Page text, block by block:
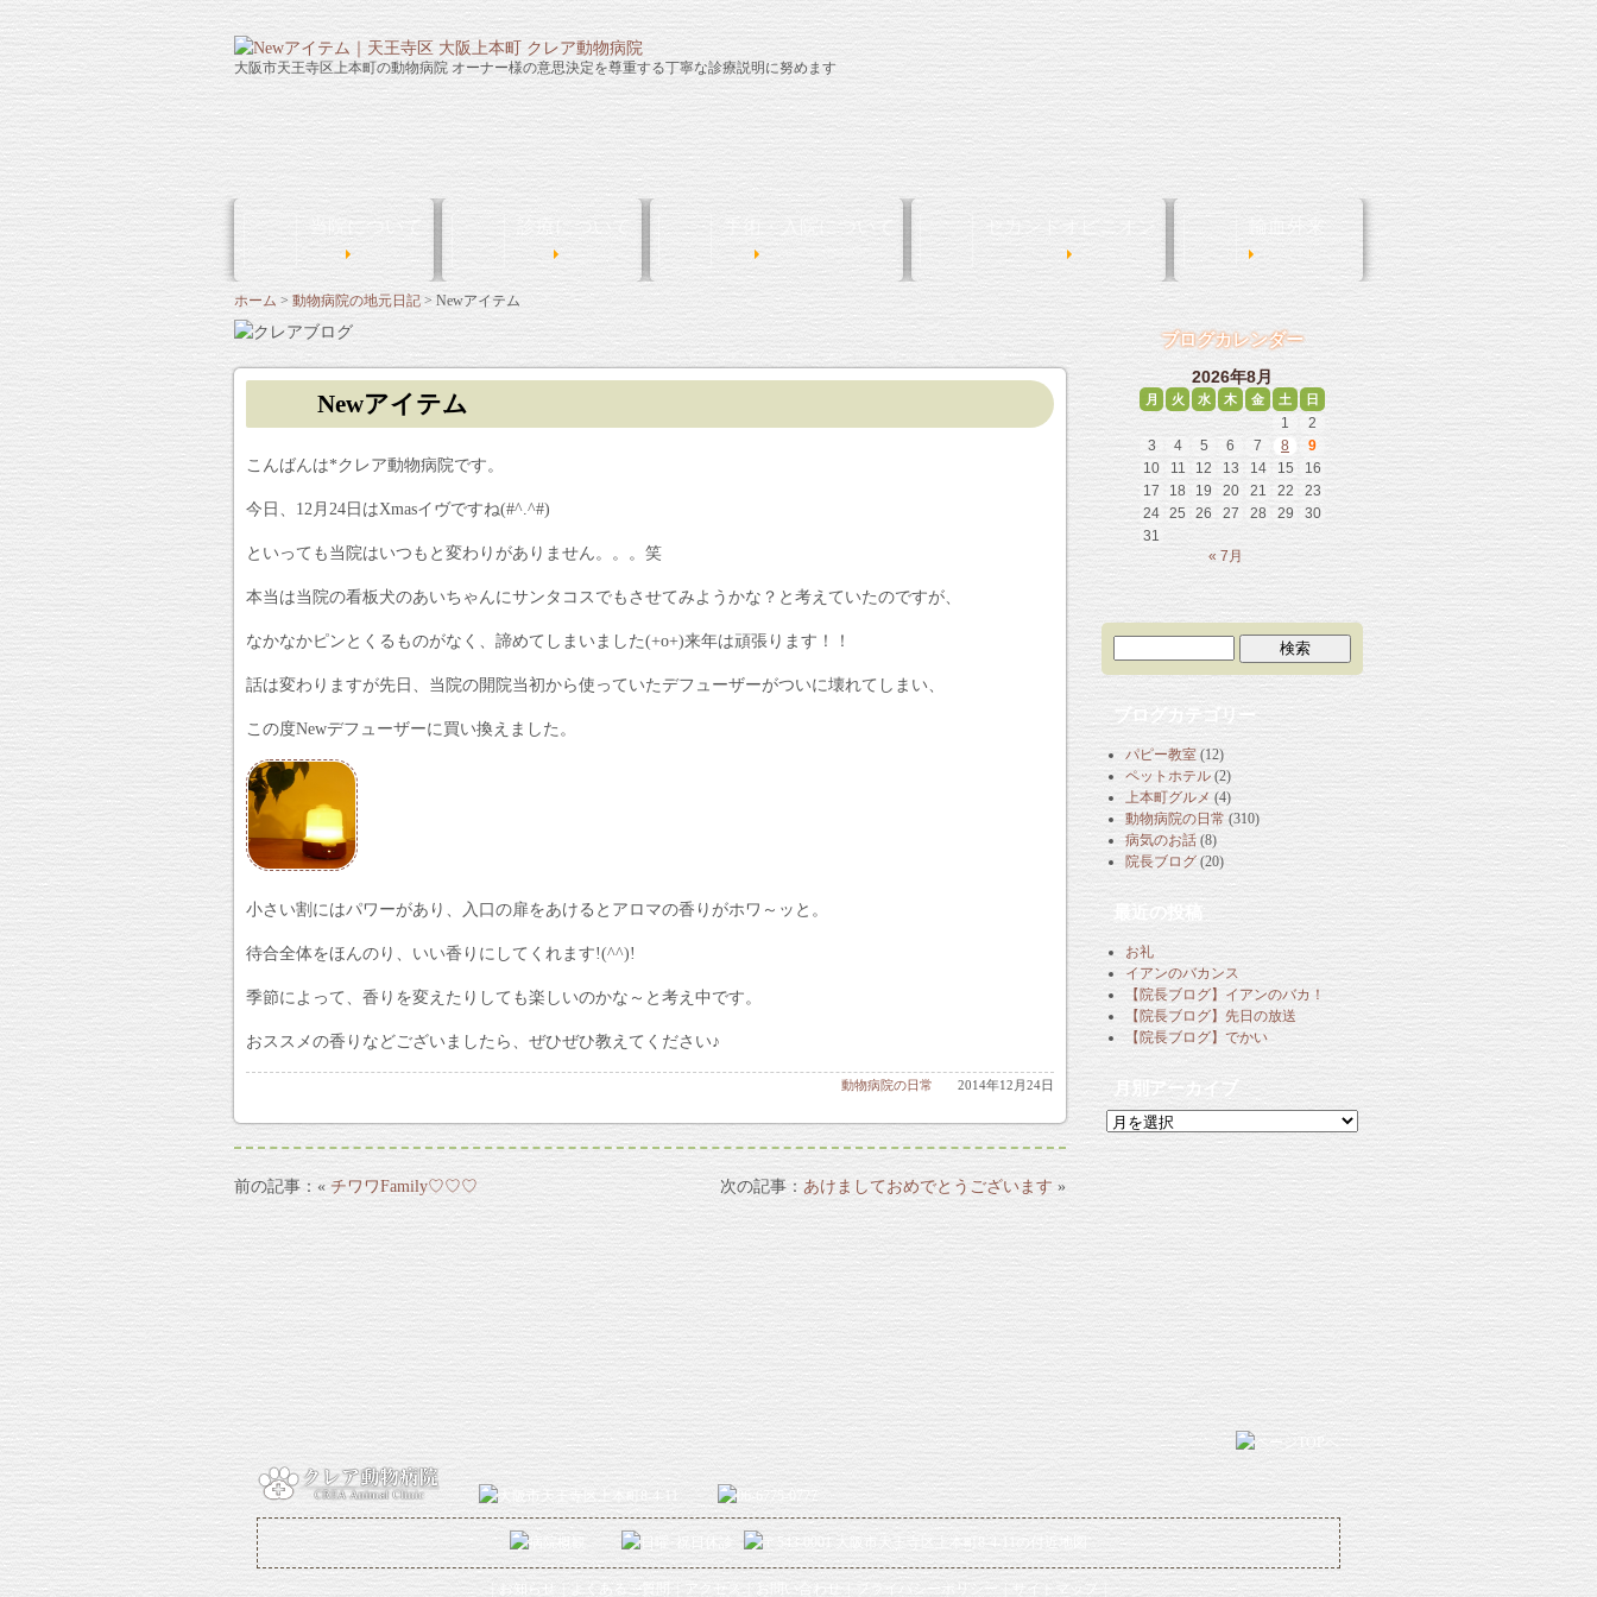
大阪市天王寺区上本町の動物病院 オーナー様の意思決定を尊重する丁寧な診療説明に努めます
当院について 診療について
Medical Care
手術・入院について
Surgery & Hospitalization
セカンドオピニオン
Second opinion
輸血外来
ホーム 動物病院の地元日記 Newアイテム
Newアイテム
こんばんは*クレア動物病院です。
今日、12月24日はXmasイヴですね(#^.^#)
といっても当院はいつもと変わりがありません。。。笑
本当は当院の看板犬のあいちゃんにサンタコスでもさせてみようかな？と考えていたのですが、
なかなかピンとくるものがなく、諦めてしまいました(+o+)来年は頑張ります！！
話は変わりますが先日、当院の開院当初から使っていたデフューザーがついに壊れてしまい、
この度Newデフューザーに買い換えました。
小さい割にはパワーがあり、入口の扉をあけるとアロマの香りがホワ～ッと。
待合全体をほんのり、いい香りにしてくれます!(^^)!
季節によって、香りを変えたりしても楽しいのかな～と考え中です。
おススメの香りなどございましたら、ぜひぜひ教えてください♪
2014年12月24日
動物病院の日常
«チワワFamily♡♡♡ あけましておめでとうございます »
ブログカレンダー
2026年8月
月 火 水 木 金 土 日
1
2
3
4 5 6 7 8
9
10
11 12 13 14 15
16
17
18 19 20 21 22
23
24 25 26 27 28 29
30
31
« 7月
ブログカテゴリー
パピー教室 (12)
ペットホテル(2)
上本町グルメ (4)
動物病院の日常 (310)
病気のお話 (8)
院長ブログ(20)
最近の投稿
お礼
イアンのバカンス
【院長ブログ】イアンのバカ！
【院長ブログ】先日の放送
【院長ブログ】でかい
月別アーカイブ
月
別
お知らせ よくあるご質問 アクセス お問い合わせ プライバシーポリシー サイトマップ